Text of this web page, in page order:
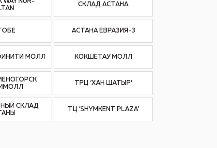
СКЛАД АСТАНА
АСТАНА ЕВРАЗИЯ-3
МОЛЛ КОКШЕТАУ МОЛЛ
ТРЦ ‘ХАН ШАТЫР’
СКЛАД
ТЦ ‘SHYMKENT PLAZA’